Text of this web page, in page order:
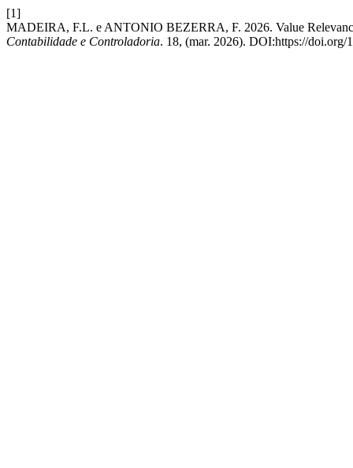
[1]
MADEIRA, F.L. e ANTONIO BEZERRA, F. 2026. Value
Contabilidade e Controladoria. 18, (mar. 2026). DOI:https://doi.org/